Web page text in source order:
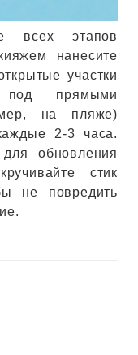
всех этапов
нанесите
участки
прямыми
на пляже)
2-3 часа.
для обновления
стик
не повредить